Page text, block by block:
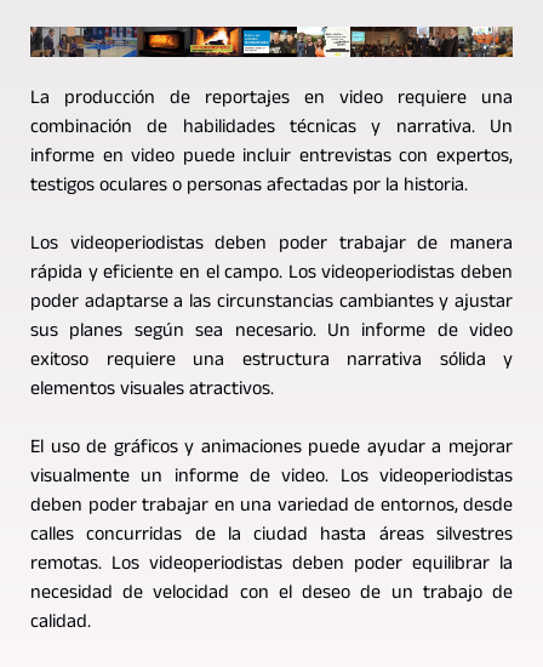
La producción de reportajes en video requiere una
combinación de habilidades técnicas y narrativa. Un
informe en video puede incluir entrevistas con expertos,
testigos oculares o personas afectadas por la historia.
Los videoperiodistas deben poder trabajar de manera
rápida y eficiente en el campo. Los videoperiodistas deben
poder adaptarse a las circunstancias cambiantes y ajustar
sus planes según sea necesario. Un informe de video
exitoso requiere una estructura narrativa sólida y
elementos visuales atractivos.
El uso de gráficos y animaciones puede ayudar a mejorar
visualmente un informe de video. Los videoperiodistas
deben poder trabajar en una variedad de entornos, desde
calles concurridas de la ciudad hasta áreas silvestres
remotas. Los videoperiodistas deben poder equilibrar la
necesidad de velocidad con el deseo de un trabajo de
calidad.